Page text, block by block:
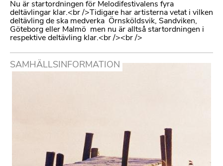
Nu är startordningen för Melodifestivalens fyra
deltävlingar klar.<br />Tidigare har artisterna vetat i vilken
deltävling de ska medverka  Örnsköldsvik, Sandviken,
Göteborg eller Malmö  men nu är alltså startordningen i
respektive deltävling klar.<br /><br />
SAMHÄLLSINFORMATION